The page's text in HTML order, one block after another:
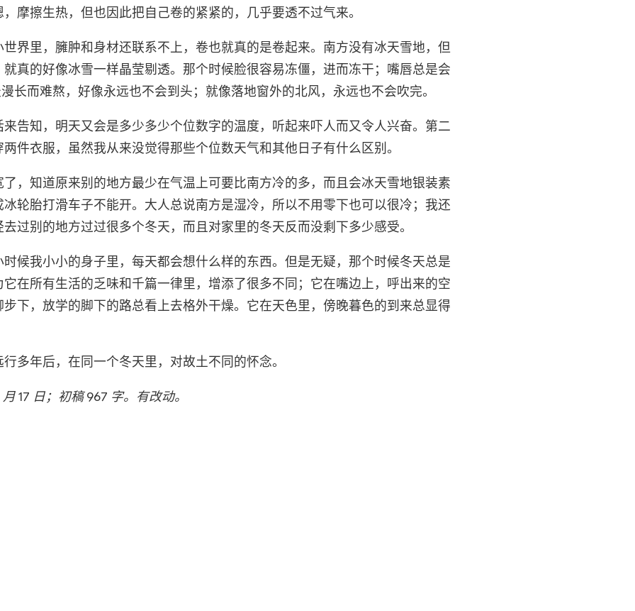
摩擦生热，但也因此把自己卷的紧紧的，几乎要透不过气来。
界里，臃肿和身材还联系不上，卷也就真的是卷起来。南方没有冰天雪地，但
真的好像冰雪一样晶莹剔透。那个时候脸很容易冻僵，进而冻干；嘴唇总是会
长而难熬，好像永远也不会到头；就像落地窗外的北风，永远也不会吹完。
告知，明天又会是多少多少个位数字的温度，听起来吓人而又令人兴奋。第二
件衣服，虽然我从来没觉得那些个位数天气和其他日子有什么区别。
，知道原来别的地方最少在气温上可要比南方冷的多，而且会冰天雪地银装素
轮胎打滑车子不能开。大人总说南方是湿冷，所以不用零下也可以很冷；我还
过别的地方过过很多个冬天，而且对家里的冬天反而没剩下多少感受。
候我小小的身子里，每天都会想什么样的东西。但是无疑，那个时候冬天总是
在所有生活的乏味和千篇一律里，增添了很多不同；它在嘴边上，呼出来的空
下，放学的脚下的路总看上去格外干燥。它在天色里，傍晚暮色的到来总显得
多年后，在同一个冬天里，对故土不同的怀念。
17 日；初稿 967 字。有改动。